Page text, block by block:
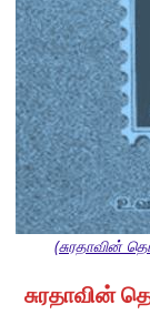
(சுரதாவின்
சுரதாவின்